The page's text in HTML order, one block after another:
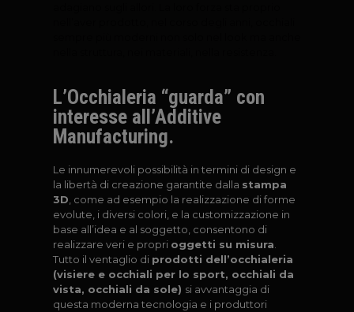
L’Occhialeria “guarda” con
interesse all’Additive
Manufacturing.
Le innumerevoli possibilità in termini di design e
la libertà di creazione garantite dalla stampa
3D , come ad esempio la realizzazione di forme
evolute, i diversi colori, e la customizzazione in
base all’idea e al soggetto, consentono di
realizzare veri e propri oggetti su misura
Tutto il ventaglio di prodotti dell’occhialeria
(visiere e occhiali per lo sport, occhiali da
vista, occhiali da sole) si avvantaggia di
questa moderna tecnologia e i produttori